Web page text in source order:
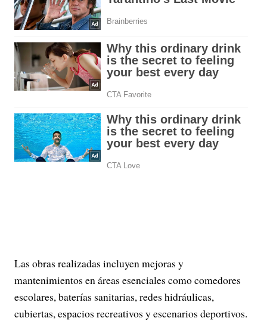
Las obras realizadas incluyen mejoras y
mantenimientos en áreas esenciales como comedores
escolares, baterías sanitarias, redes hidráulicas,
cubiertas, espacios recreativos y escenarios deportivos.